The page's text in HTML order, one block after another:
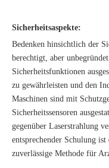
Sicherheitsaspekte:
Bedenken hinsichtlich der
berechtigt, aber
Sicherheitsfunktionen
zu gewährleisten und den
Maschinen sind mit
Sicherheitssensoren
gegenüber Laserstrahlung
entsprechender Schulung
zuverlässige Methode für